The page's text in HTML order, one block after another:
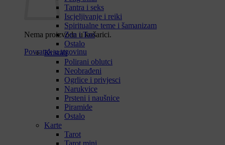
Nema proizvoda u košarici.
Povratak u trgovinu
Tantra i seks
Iscjeljivanje i reiki
Spiritualne teme i šamanizam
Zen i Tao
Ostalo
Kristali
Polirani oblutci
Neobrađeni
Ogrlice i privjesci
Narukvice
Prsteni i naušnice
Piramide
Ostalo
Karte
Tarot
Tarot mini